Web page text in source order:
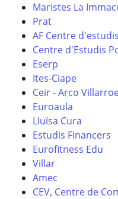
Maristes La
Prat
AF Centre d'estudis
Centre d'Estudis
Eserp
Ites-Ciape
Ceir - Arco
Euroaula
Lluïsa Cura
Estudis Financers
Eurofitness Edu
Villar
Amec
CEV, Centre de